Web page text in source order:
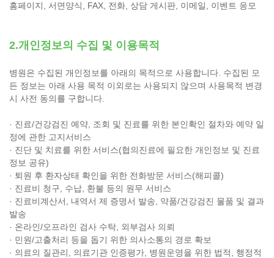
홈페이지, 서면양식, FAX, 전화, 상담 게시판, 이메일, 이벤트 응모
2.개인정보의 수집 및 이용목적
병원은 수집된 개인정보를 아래의 목적으로 사용합니다. 수집된 모
든 정보는 아래 사용 목적 이외로는 사용되지 않으며 사용목적 변경
시 사전 동의를 구합니다.
· 진료/건강검진 예약, 조회 및 진료를 위한 본인확인 절차와 예약 일
정에 관한 고지서비스
· 진단 및 치료를 위한 서비스(협의진료에 필요한 개인정보 및 진료
정보 공유)
· 퇴원 후 환자상태 확인을 위한 전화방문 서비스(해피콜)
· 진료비 청구, 수납, 환불 등의 원무 서비스
· 진료비계산서, 내역서 제 증명서 발송, 약품/건강검진 물품 및 결과
발송
· 온라인/오프라인 검사 수탁, 외부검사 의뢰
· 민원/고출처리 등을 돕기 위한 의사소통의 경로 확보
· 의료의 질관리, 의료기관 인증평가, 병원운영을 위한 법적, 행정적